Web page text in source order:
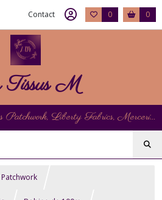
Contact 0 0
Tissus M
Boutique en ligne de Tissus Patchwork, Liberty Fabrics, Mercerie et Matériel de Point de Croix